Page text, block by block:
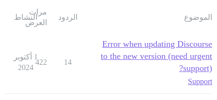
الموضوع الردود
مرات
العرض
النشاط
Error when updating Discourse
to the new version (need urgent
support)?
Support
14
422
1 أكتوبر
2024